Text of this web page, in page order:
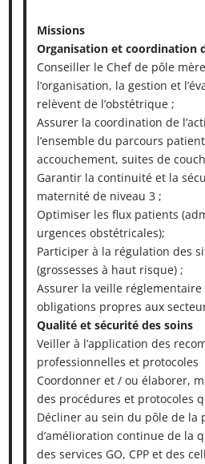
Missions
Organisation et coordination
Conseiller le Chef de pôle
l’organisation, la gestion et
relèvent de l’obstétrique ;
Assurer la coordination de
l’ensemble du parcours
accouchement, suites de
Garantir la continuité et la
maternité de niveau 3 ;
Optimiser les flux patients
urgences obstétricales);
Participer à la régulation des
(grossesses à haut risque) ;
Assurer la veille
obligations propres aux
Qualité et sécurité des soins
Veiller à l’application des
professionnelles et protocoles
Coordonner et / ou élaborer,
des procédures et protocoles
Décliner au sein du pôle de
d’amélioration continue de la
des services GO, CPP et des